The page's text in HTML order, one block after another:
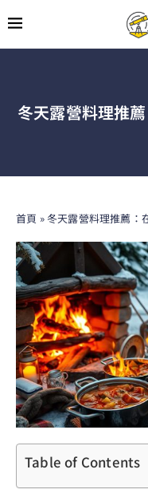
冬天露營料理推
首頁 » 冬天露營料理推薦：
Table of Contents